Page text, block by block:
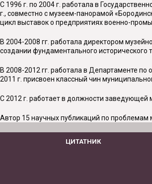
С 1996 г. по 2004 г. работала в
г., совместно с музеем-панорамой
цикл выставок о предприятиях военно-
В 2004-2008 гг. работала директором
создании фундаментального исторического
В 2008-2012 гг. работала в Департаменте
2011 г. присвоен классный чин
С 2012 г. работает в должности
Автор 15 научных публикаций по проблемам
ЦИТАТНИК